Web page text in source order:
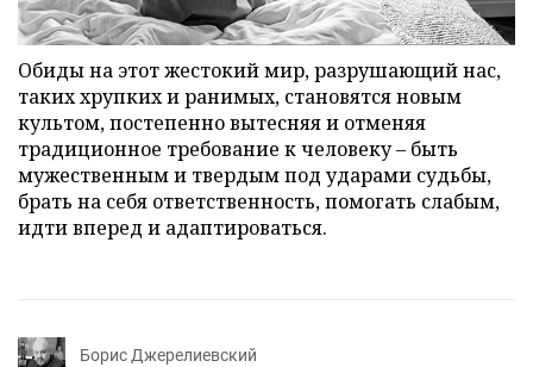
Обиды на этот жестокий мир, разрушающий нас,
таких хрупких и ранимых, становятся новым
культом, постепенно вытесняя и отменяя
традиционное требование к человеку – быть
мужественным и твердым под ударами судьбы,
брать на себя ответственность, помогать слабым,
идти вперед и адаптироваться.
Борис Джерелиевский